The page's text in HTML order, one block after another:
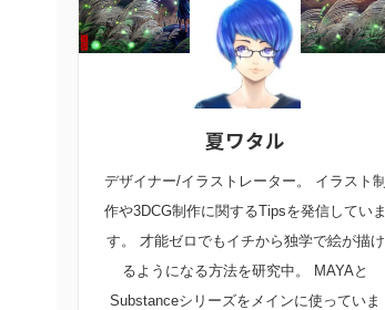
夏ワタル
デザイナー/イラストレーター。 イラスト制
作や3DCG制作に関するTipsを発信していま
す。 才能ゼロでもイチから独学で絵が描け
るようになる方法を研究中。 MAYAと
Substanceシリーズをメインに使っていま